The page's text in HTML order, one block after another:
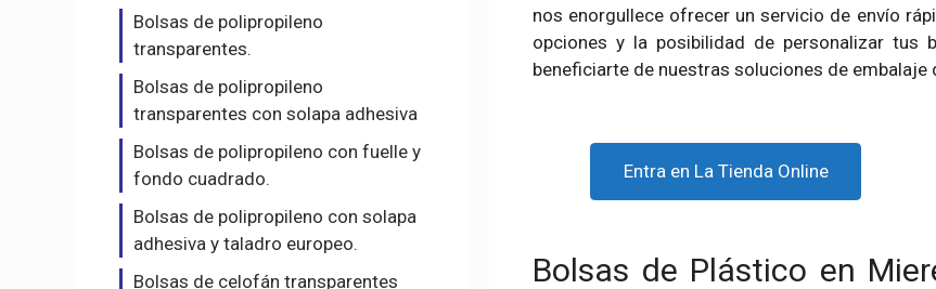
nos enorgullece ofrecer un servicio de envío
opciones y la posibilidad de personalizar tus
beneficiarte de nuestras soluciones de embalaje
Entra en La Tienda Online
Bolsas de Plástico en
Bolsas de polipropileno
transparentes.
Bolsas de polipropileno
transparentes con solapa adhesiva
Bolsas de polipropileno con fuelle y
fondo cuadrado.
Bolsas de polipropileno con solapa
adhesiva y taladro europeo.
Bolsas de celofán transparentes